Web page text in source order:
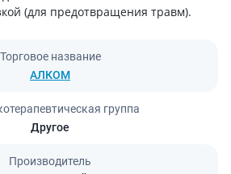
(для предотвращения травм).
Торговое название
АЛКОМ
группа
Другое
Производитель